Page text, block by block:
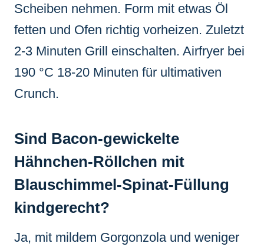
Scheiben nehmen. Form mit etwas Öl
fetten und Ofen richtig vorheizen. Zuletzt
2-3 Minuten Grill einschalten. Airfryer bei
190 °C 18-20 Minuten für ultimativen
Crunch.
Sind Bacon-gewickelte
Hähnchen-Röllchen mit
Blauschimmel-Spinat-Füllung
kindgerecht?
Ja, mit mildem Gorgonzola und weniger